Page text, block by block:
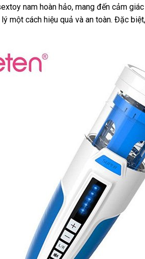
nam hoàn hảo, mang đến cảm
một cách hiệu quả và an toàn. Đặc